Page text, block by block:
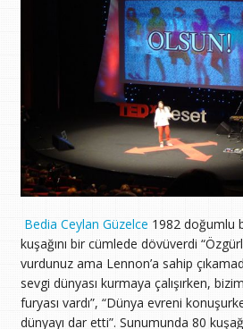
Bedia Ceylan Güzelce 1982 doğumlu
kuşağını bir cümlede dövüverdi
vurdunuz ama Lennon’a sahip
sevgi dünyası kurmaya çalışırken,
furyası vardı”, “Dünya evreni
dünyayı dar etti”. Sunumunda 80